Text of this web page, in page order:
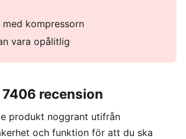
kompressorn
vara opålitlig
7406 recension
produkt noggrant utifrån
och funktion för att du ska